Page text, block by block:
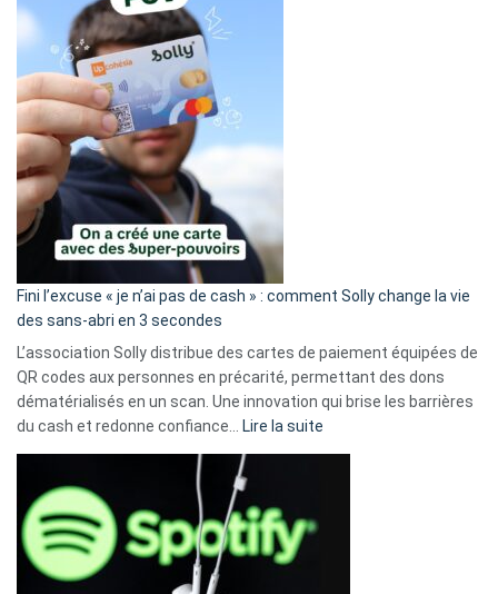
Fini l’excuse « je n’ai pas de cash » : comment Solly change la vie
des sans-abri en 3 secondes
L’association Solly distribue des cartes de paiement équipées de
QR codes aux personnes en précarité, permettant des dons
dématérialisés en un scan. Une innovation qui brise les barrières
du cash et redonne confiance…
Lire la suite